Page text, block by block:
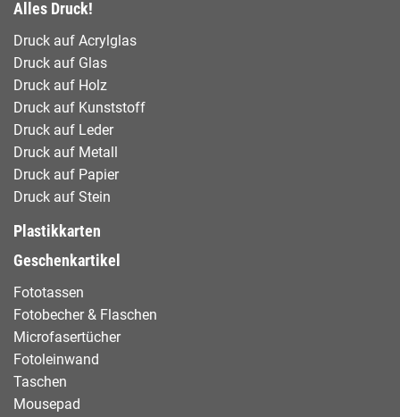
Alles Druck!
Druck auf Acrylglas
Druck auf Glas
Druck auf Holz
Druck auf Kunststoff
Druck auf Leder
Druck auf Metall
Druck auf Papier
Druck auf Stein
Plastikkarten
Geschenkartikel
Fototassen
Fotobecher & Flaschen
Microfasertücher
Fotoleinwand
Taschen
Mousepad